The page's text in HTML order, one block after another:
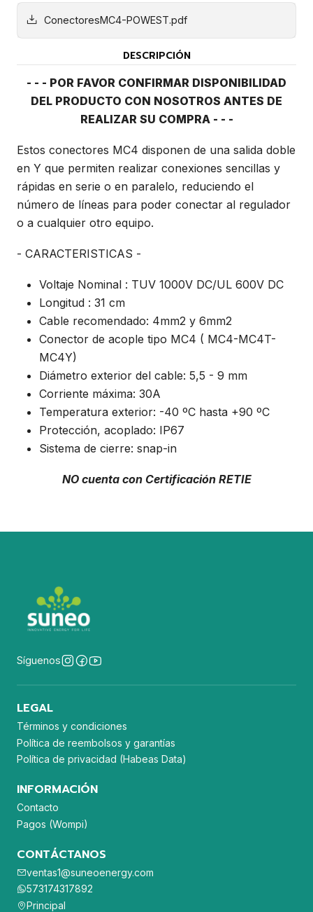
ConectoresMC4-POWEST.pdf
DESCRIPCIÓN
- - - POR FAVOR CONFIRMAR DISPONIBILIDAD
DEL PRODUCTO CON NOSOTROS ANTES DE
REALIZAR SU COMPRA - - -
Estos conectores MC4 disponen de una salida doble
en Y que permiten realizar conexiones sencillas y
rápidas en serie o en paralelo, reduciendo el
número de líneas para poder conectar al regulador
o a cualquier otro equipo.
- CARACTERISTICAS -
Voltaje Nominal : TUV 1000V DC/UL 600V DC
Longitud : 31 cm
Cable recomendado: 4mm2 y 6mm2
Conector de acople tipo MC4 ( MC4-MC4T-
MC4Y)
Diámetro exterior del cable: 5,5 - 9 mm
Corriente máxima: 30A
Temperatura exterior: -40 ºC hasta +90 ºC
Protección, acoplado: IP67
Sistema de cierre: snap-in
NO cuenta con Certificación RETIE
Síguenos
LEGAL
Términos y condiciones
Política de reembolsos y garantías
Política de privacidad (Habeas Data)
INFORMACIÓN
Contacto
Pagos (Wompi)
CONTÁCTANOS
ventas1@suneoenergy.com
573174317892
Principal